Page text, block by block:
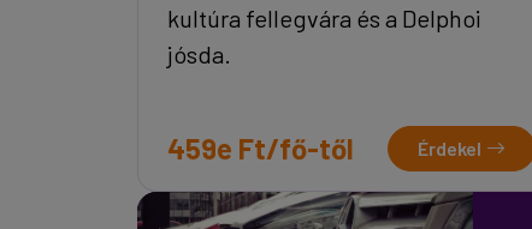
kultúra fellegvára és a Delphoi
jósda.
459e Ft/fő-től Érdekel